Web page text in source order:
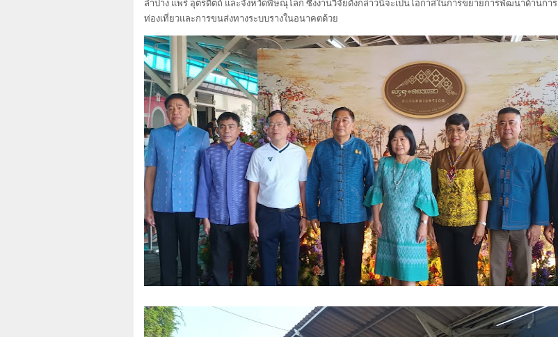
ลำปาง แพร่ อุตรดิตถ์ และจังหวัดพิษณุโลก ซึ่งงานวิจัยดังกล่าวนี้จะเป็นโอกาสในการขยายการพัฒนาด้านการ
ท่องเที่ยวและการขนส่งทางระบบรางในอนาคตด้วย